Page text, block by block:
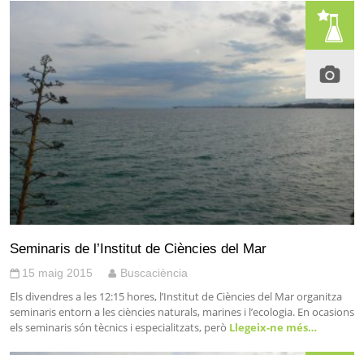
Seminaris de l’Institut de Ciències del Mar
15 maig 2015 Buscaciència
Els divendres a les 12:15 hores, l’Institut de Ciències del Mar organitza
seminaris entorn a les ciències naturals, marines i l’ecologia. En ocasions
els seminaris són tècnics i especialitzats, però Llegeix-ne més…